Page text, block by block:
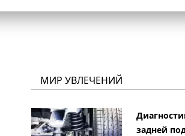
МИР УВЛЕЧЕНИЙ
задней